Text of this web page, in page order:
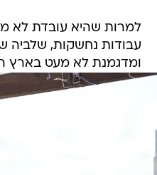
למרות שהיא עובדת לא
עבודות נחשקות, שלביה
ומדגמנת לא מעט בארץ